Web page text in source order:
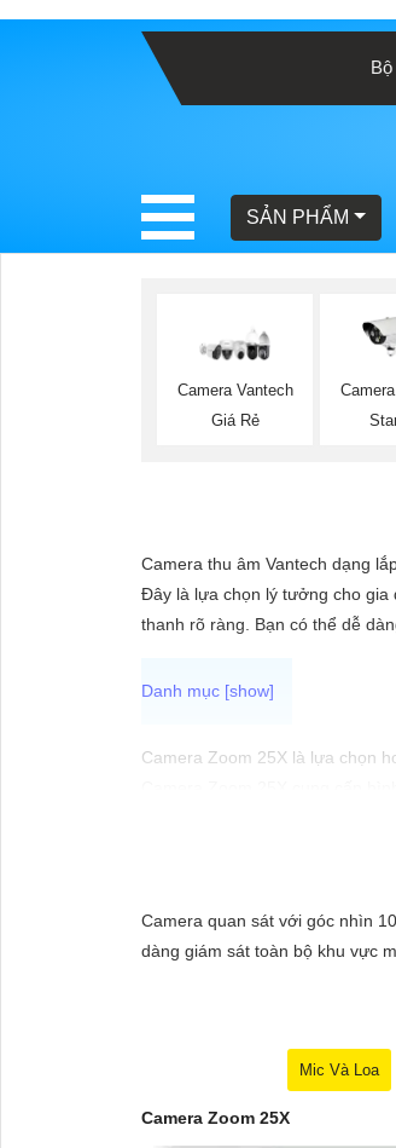
SẢN PHẨM
Camera Vantech
Giá Rẻ
Camera thu âm Vantech dạng
Đây là lựa chọn lý tưởng cho gia
thanh rõ ràng. Bạn có thể dễ
Camera Zoom 25X là lựa chọn
Với công nghệ tiên tiến,
Camera quan sát với góc nhìn
dàng giám sát toàn bộ khu vực
Mic Và Loa
Camera Zoom 25X